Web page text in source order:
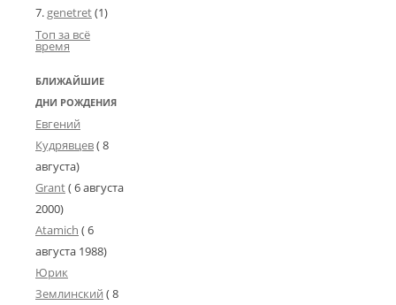
genetret(1)
Топ за всё
время
БЛИЖАЙШИЕ
ДНИ РОЖДЕНИЯ
Евгений
Кудрявцев( 8
августа)
Grant(6 августа
2000)
Atamich (6
августа 1988)
Юрик
Землинский (8